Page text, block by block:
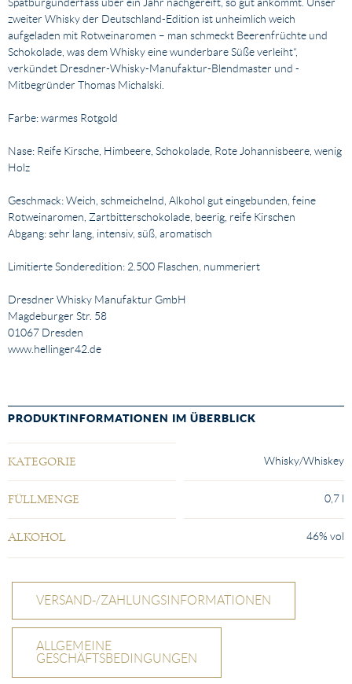
Spätburgunderfass über ein Jahr nachgereift, so gut ankommt. Unser
zweiter Whisky der Deutschland-Edition ist unheimlich weich
aufgeladen mit Rotweinaromen – man schmeckt Beerenfrüchte und
Schokolade, was dem Whisky eine wunderbare Süße verleiht“,
verkündet Dresdner-Whisky-Manufaktur-Blendmaster und -
Mitbegründer Thomas Michalski.
Farbe: warmes Rotgold
Nase: Reife Kirsche, Himbeere, Schokolade, Rote Johannisbeere, wenig
Holz
Geschmack: Weich, schmeichelnd, Alkohol gut eingebunden, feine
Rotweinaromen, Zartbitterschokolade, beerig, reife Kirschen
Abgang: sehr lang, intensiv, süß, aromatisch
Limitierte Sonderedition: 2.500 Flaschen, nummeriert
Dresdner Whisky Manufaktur GmbH
Magdeburger Str. 58
01067 Dresden
www.hellinger42.de
PRODUKTINFORMATIONEN IM ÜBERBLICK
KATEGORIE Whisky/Whiskey
FÜLLMENGE 0,7 l
ALKOHOL 46% vol
VERSAND-/ZAHLUNGSINFORMATIONEN
ALLGEMEINE
GESCHÄFTSBEDINGUNGEN